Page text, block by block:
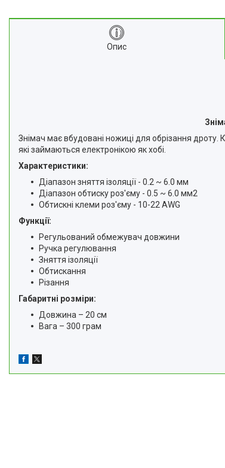
Опис
Знімач має вбудовані ножиці для обрізання дроту.
які займаються електронікою як хобі.
Характеристики:
Діапазон зняття ізоляції - 0.2 ~ 6.0 мм
Діапазон обтиску роз'єму - 0.5 ~ 6.0 мм2
Обтискні клеми роз'єму - 10-22 AWG
Функції:
Регульований обмежувач довжини
Ручка регулювання
Зняття ізоляції
Обтискання
Різання
Габаритні розміри:
Довжина – 20 см
Вага – 300 грам